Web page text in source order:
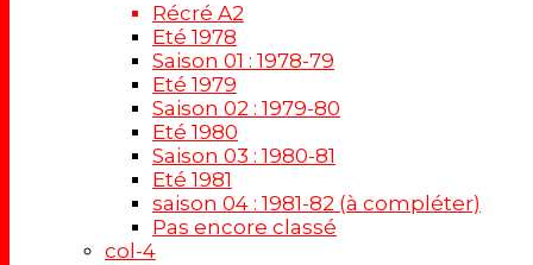
Récré A2
Eté 1978
Saison 01 : 1978-79
Eté 1979
Saison 02 : 1979-80
Eté 1980
Saison 03 : 1980-81
Eté 1981
saison 04 : 1981-82 (à compléter)
Pas encore classé
col-4